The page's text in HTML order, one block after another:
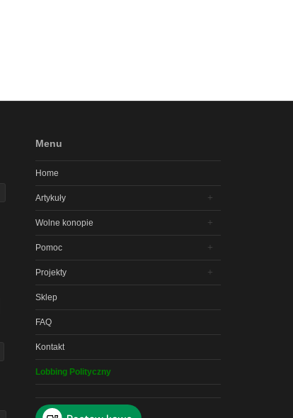
Menu
Home
Artykuły
Wolne konopie
Pomoc
Projekty
Sklep
FAQ
Kontakt
Lobbing Polityczny